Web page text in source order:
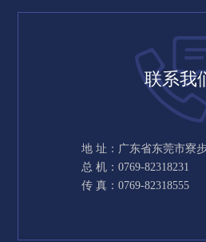
联系我
地 址：广东省东莞市寮
总 机：0769-82318231
传 真：0769-82318555